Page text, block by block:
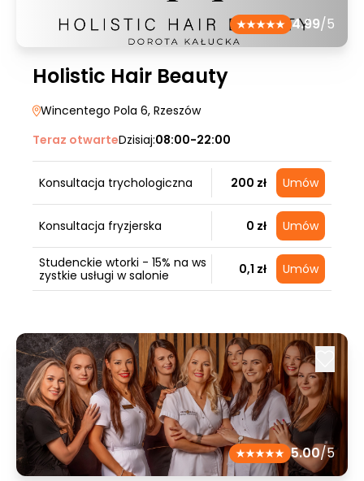
4.99/5
Holistic Hair Beauty
Wincentego Pola 6, Rzeszów
Teraz otwarteDzisiaj:08:00-22:00
Konsultacja trychologiczna 200 zł Umów
Konsultacja fryzjerska 0 zł Umów
Studenckie wtorki - 15% na ws
zystkie usługi w salonie
0,1 zł Umów
5.00/5